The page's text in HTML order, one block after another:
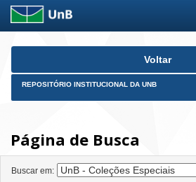
Skip
Voltar
REPOSITÓRIO INSTITUCIONAL DA UNB
Página de Busca
Buscar em: